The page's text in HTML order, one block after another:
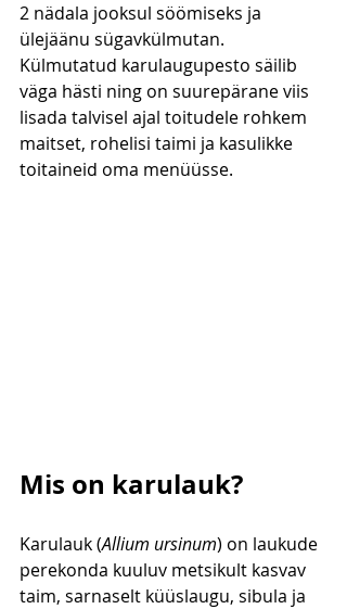
2 nädala jooksul söömiseks ja
ülejäänu sügavkülmutan.
Külmutatud karulaugupesto säilib
väga hästi ning on suurepärane viis
lisada talvisel ajal toitudele rohkem
maitset, rohelisi taimi ja kasulikke
toitaineid oma menüüsse.
Mis on karulauk?
Karulauk (Allium ursinum) on laukude
perekonda kuuluv metsikult kasvav
taim, sarnaselt küüslaugu, sibula ja